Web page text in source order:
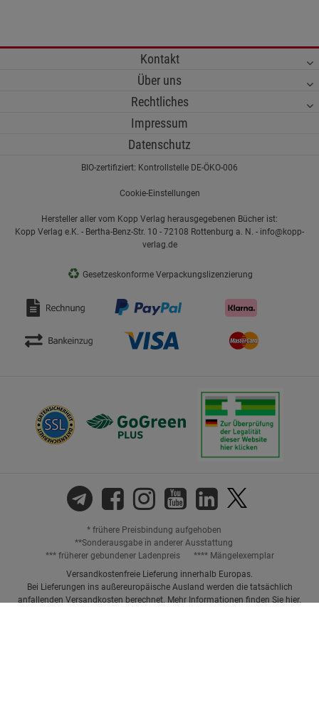
Kontakt
Über uns
Rechtliches
Impressum
Datenschutz
BIO-zertifiziert: Kontrollstelle DE-ÖKO-006
Cookie-Einstellungen
Hersteller aller vom Kopp Verlag herausgegebenen Bücher ist:
Kopp Verlag e.K. - Bertha-Benz-Str. 10 - 72108 Rottenburg a. N. - info@kopp-
verlag.de
♻ Gesetzeskonforme Verpackungslizenzierung
* frühere Preisbindung aufgehoben
**Sonderausgabe in anderer Ausstattung
*** früherer gebundener Ladenpreis
**** Mängelexemplar
Versandkostenfreie Lieferung innerhalb Europas.
Bei Lieferungen ins außereuropäische Ausland werden die tatsächlich
anfallenden Versandkosten berechnet. Mehr Informationen finden Sie hier.